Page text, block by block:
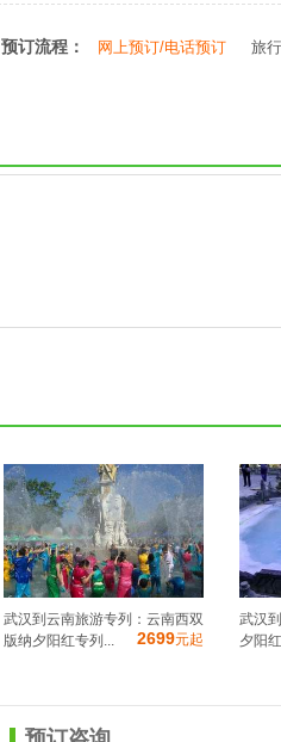
预订流程： 网上预订/电话预订 旅
武汉到云南旅游专列：云南西双
版纳夕阳红专列...
2699元起
武汉
夕阳